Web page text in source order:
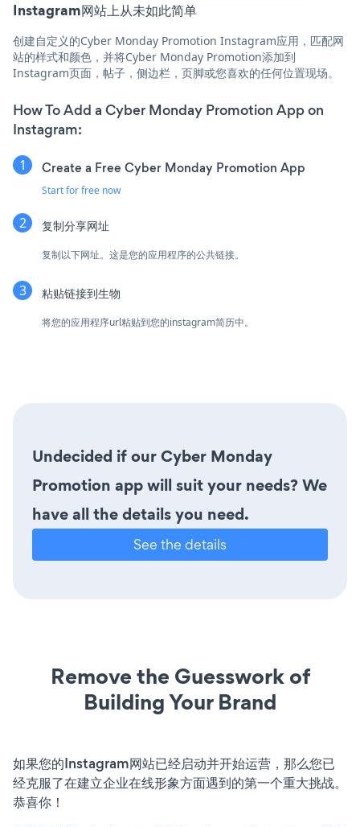
Instagram网站上从未如此简单
创建自定义的Cyber Monday Promotion Instagram应用，匹配网
站的样式和颜色，并将Cyber Monday Promotion添加到
Instagram页面，帖子，侧边栏，页脚或您喜欢的任何位置现场。
How To Add a Cyber Monday Promotion App on
Instagram:
Create a Free Cyber Monday Promotion App
Start for free now
复制分享网址
复制以下网址。这是您的应用程序的公共链接。
粘贴链接到生物
将您的应用程序url粘贴到您的instagram简历中。
Undecided if our Cyber Monday
Promotion app will suit your needs? We
have all the details you need.
See the details
Remove the Guesswork of
Building Your Brand
如果您的Instagram网站已经启动并开始运营，那么您已
经克服了在建立企业在线形象方面遇到的第一个重大挑战。
恭喜你！